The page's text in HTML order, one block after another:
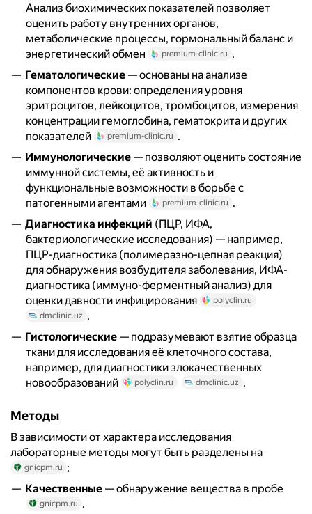
Анализ биохимических показателей позволяет
оценить работу внутренних органов,
метаболические процессы, гормональный баланс и
энергетический обмен
premium-clinic.ru .
Гематологические — основаны на анализе
компонентов крови: определения уровня
эритроцитов, лейкоцитов, тромбоцитов, измерения
концентрации гемоглобина, гематокрита и других
показателей
premium-clinic.ru .
Иммунологические — позволяют оценить состояние
иммунной системы, её активность и
функциональные возможности в борьбе с
патогенными агентами
premium-clinic.ru .
Диагностика инфекций (ПЦР, ИФА,
бактериологические исследования) — например,
ПЦР-диагностика (полимеразно-цепная реакция)
для обнаружения возбудителя заболевания, ИФА-
диагностика (иммуно-ферментный анализ) для
оценки давности инфицирования
polyclin.ru
dmclinic.uz .
Гистологические — подразумевают взятие образца
ткани для исследования её клеточного состава,
например, для диагностики злокачественных
новообразований
polyclin.ru dmclinic.uz .
Методы
В зависимости от характера исследования
лабораторные методы могут быть разделены на
gnicpm.ru :
Качественные — обнаружение вещества в пробе
gnicpm.ru .